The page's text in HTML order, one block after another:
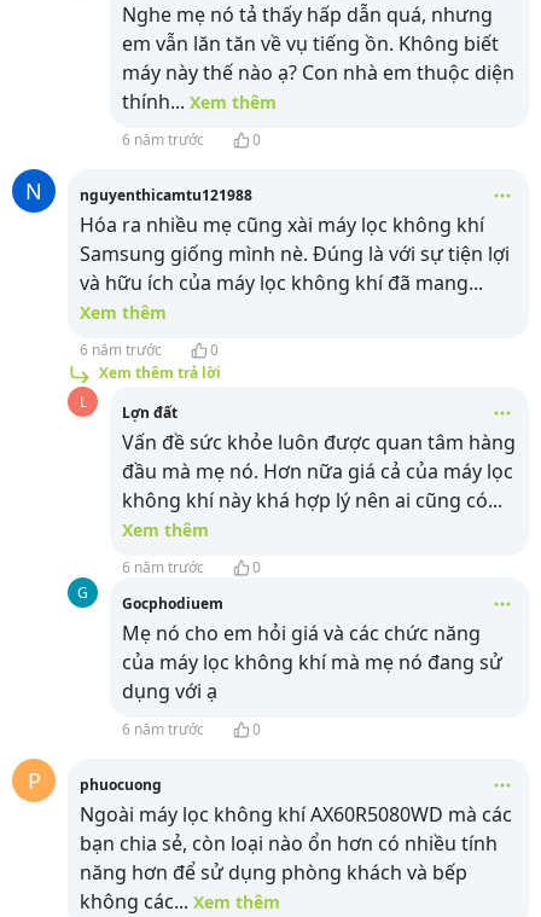
Nghe mẹ nó tả thấy hấp dẫn quá, nhưng
em vẫn lăn tăn về vụ tiếng ồn. Không biết
máy này thế nào ạ? Con nhà em thuộc diện
thính... Xem thêm
6 năm trước 0
N nguyenthicamtu121988
Hóa ra nhiều mẹ cũng xài máy lọc không khí
Samsung giống mình nè. Đúng là với sự tiện lợi
và hữu ích của máy lọc không khí đã mang...
Xem thêm
6 năm trước
0
Xem thêm trả lời
L
Lợn đất
Vấn đề sức khỏe luôn được quan tâm hàng
đầu mà mẹ nó. Hơn nữa giá cả của máy lọc
không khí này khá hợp lý nên ai cũng có...
Xem thêm
6 năm trước
0
G
Gocphodiuem
Mẹ nó cho em hỏi giá và các chức năng
của máy lọc không khí mà mẹ nó đang sử
dụng với ạ
6 năm trước 0
P phuocuong
Ngoài máy lọc không khí AX60R5080WD mà các
bạn chia sẻ, còn loại nào ổn hơn có nhiều tính
năng hơn để sử dụng phòng khách và bếp
không các... Xem thêm